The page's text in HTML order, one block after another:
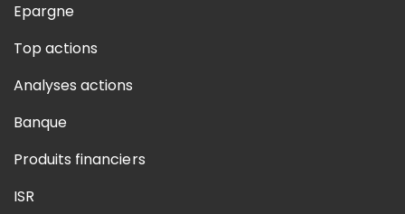
Epargne
Top actions
Analyses actions
Banque
Produits financiers
ISR